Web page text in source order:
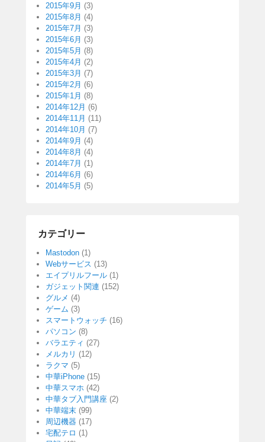
2015年9月 (3)
2015年8月 (4)
2015年7月 (3)
2015年6月 (3)
2015年5月 (8)
2015年4月 (2)
2015年3月 (7)
2015年2月 (6)
2015年1月 (8)
2014年12月 (6)
2014年11月 (11)
2014年10月 (7)
2014年9月 (4)
2014年8月 (4)
2014年7月 (1)
2014年6月 (6)
2014年5月 (5)
カテゴリー
Mastodon (1)
Webサービス (13)
エイプリルフール (1)
ガジェット関連 (152)
グルメ (4)
ゲーム (3)
スマートウォッチ (16)
パソコン (8)
バラエティ (27)
メルカリ (12)
ラクマ (5)
中華iPhone (15)
中華スマホ (42)
中華タブ入門講座 (2)
中華端末 (99)
周辺機器 (17)
宅配テロ (1)